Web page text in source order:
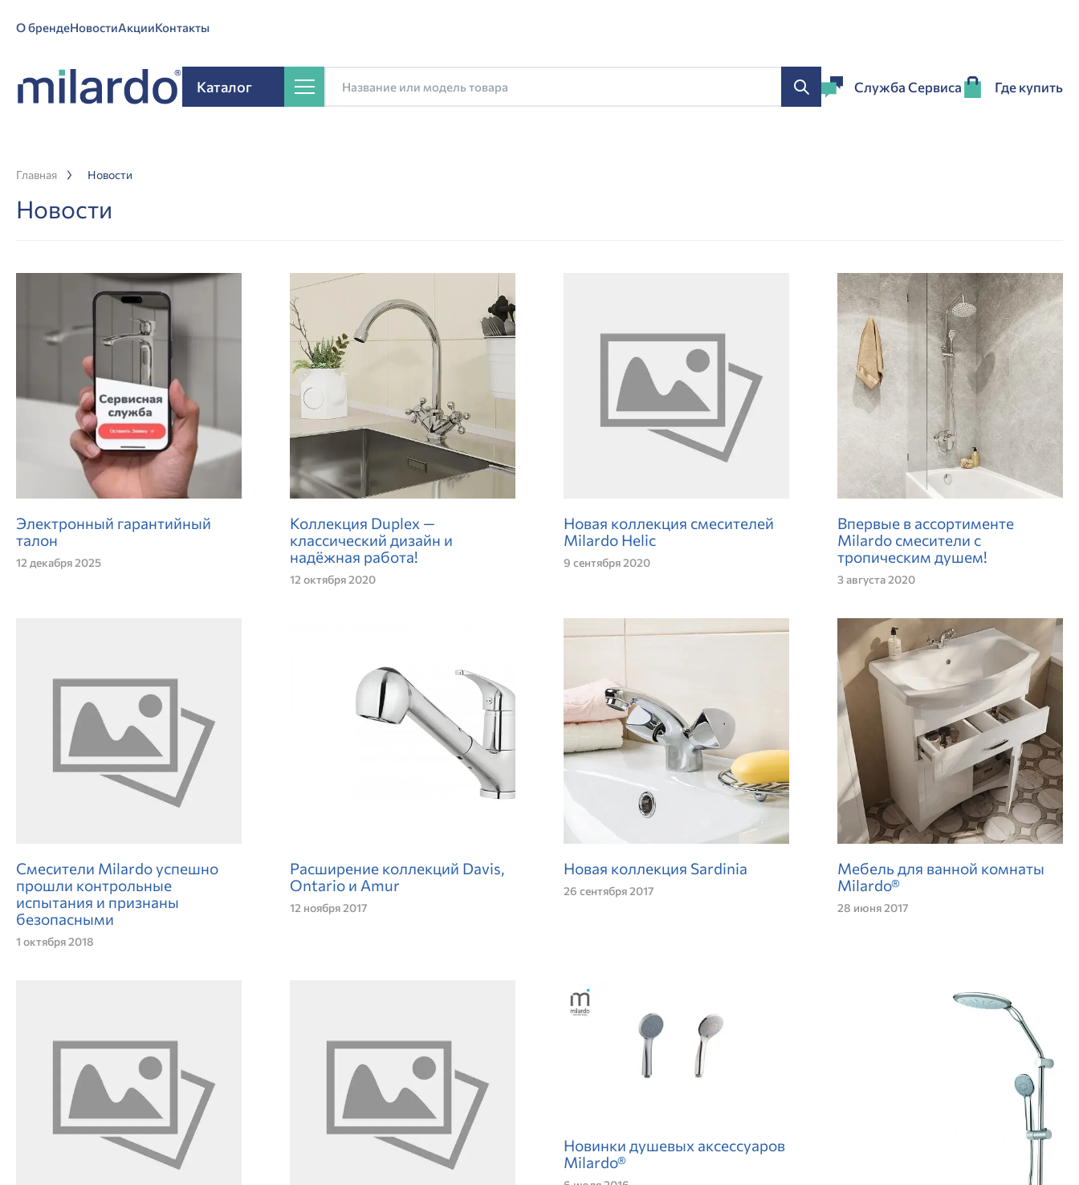
О брендеНовостиАкцииКонтакты
Каталог Служба Сервиса Где купить
Главная Новости
Новости
Электронный гарантийный
талон
12 декабря 2025
Коллекция Duplex —
классический дизайн и
надёжная работа!
12 октября 2020
Новая коллекция смесителей
Milardo Helic
9 сентября 2020
Впервые в ассортименте
Milardo смесители с
тропическим душем!
3 августа 2020
Смесители Milardo успешно
прошли контрольные
испытания и признаны
безопасными
1 октября 2018
Расширение коллекций Davis,
Ontario и Amur
12 ноября 2017
Новая коллекция Sardinia
26 сентября 2017
Мебель для ванной комнаты
Milardo®
28 июня 2017
Новинки душевых аксессуаров
Milardo®